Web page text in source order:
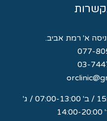
077-
שעות פעילות: א' 15:00-20:00 / ב' 07:00-13:00 / ג'